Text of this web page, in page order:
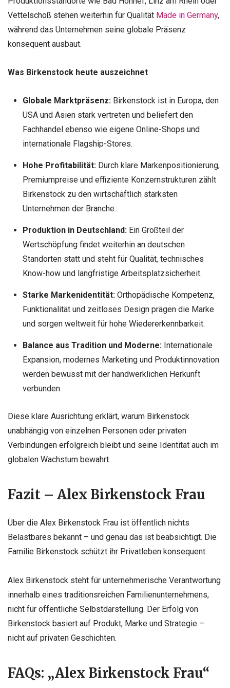
Vettelschoß stehen weiterhin für Qualität Made in Germany,
während das Unternehmen seine globale Präsenz
konsequent ausbaut.
Was Birkenstock heute auszeichnet
Globale Marktpräsenz:Birkenstock ist in Europa, den
USA und Asien stark vertreten und beliefert den
Fachhandel ebenso wie eigene Online-Shops und
internationale Flagship-Stores.
Hohe Profitabilität:Durch klare Markenpositionierung,
Premiumpreise und effiziente Konzernstrukturen zählt
Birkenstock zu den wirtschaftlich stärksten
Unternehmen der Branche.
Produktion in Deutschland:Ein Großteil der
Wertschöpfung findet weiterhin an deutschen
Standorten statt und steht für Qualität, technisches
Know-how und langfristige Arbeitsplatzsicherheit.
Starke Markenidentität:Orthopädische Kompetenz,
Funktionalität und zeitloses Design prägen die Marke
und sorgen weltweit für hohe Wiedererkennbarkeit.
Balance aus Tradition und Moderne:Internationale
Expansion, modernes Marketing und Produktinnovation
werden bewusst mit der handwerklichen Herkunft
verbunden.
Diese klare Ausrichtung erklärt, warum Birkenstock
unabhängig von einzelnen Personen oder privaten
Verbindungen erfolgreich bleibt und seine Identität auch im
globalen Wachstum bewahrt.
Fazit – Alex Birkenstock Frau
Über die Alex Birkenstock Frau ist öffentlich nichts
Belastbares bekannt – und genau das ist beabsichtigt. Die
Familie Birkenstock schützt ihr Privatleben konsequent.
Alex Birkenstock steht für unternehmerische Verantwortung
innerhalb eines traditionsreichen Familienunternehmens,
nicht für öffentliche Selbstdarstellung. Der Erfolg von
Birkenstock basiert auf Produkt, Marke und Strategie –
nicht auf privaten Geschichten.
FAQs: „Alex Birkenstock Frau“